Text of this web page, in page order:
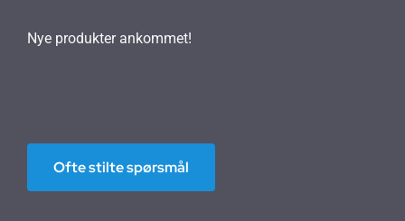
Nye produkter ankommet!
Ofte stilte spørsmål